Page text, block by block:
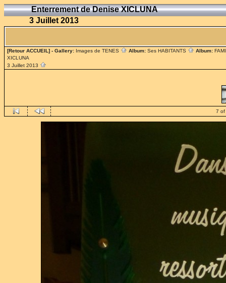
Enterrement de Denise XICLUNA
3 Juillet 2013
[Retour ACCUEIL] - Gallery: Images de TENES Album: Ses HABITANTS Album:
XICLUNA
3 Juillet 2013
7 of